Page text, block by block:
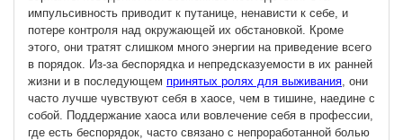
импульсивность приводит к путанице, ненависти к себе, и
потере контроля над окружающей их обстановкой. Кроме
этого, они тратят слишком много энергии на приведение всего
в порядок. Из-за беспорядка и непредсказуемости в их ранней
жизни и в последующем принятых ролях для выживания, они
часто лучше чувствуют себя в хаосе, чем в тишине, наедине с
собой. Поддержание хаоса или вовлечение себя в профессии,
где есть беспорядок, часто связано с непроработанной болью